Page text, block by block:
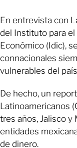
En entrevista con
del Instituto para
Económico (Idic),
connacionales
vulnerables del
De hecho, un
Latinoamericanos
tres años, Jalisco y
entidades
de dinero.